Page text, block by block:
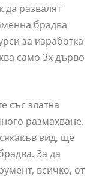
да развалят
брадва
за изработка
само 3x дърво
със златна
размахване.
вид, ще
За да
всичко, от